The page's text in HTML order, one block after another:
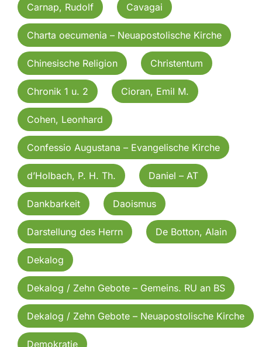
Carnap, Rudolf Cavagai
Charta oecumenia – Neuapostolische Kirche
Chinesische Religion Christentum
Chronik 1 u. 2 Cioran, Emil M.
Cohen, Leonhard
Confessio Augustana – Evangelische Kirche
d’Holbach, P. H. Th. Daniel – AT
Dankbarkeit Daoismus
Darstellung des Herrn De Botton, Alain
Dekalog
Dekalog / Zehn Gebote – Gemeins. RU an BS
Dekalog / Zehn Gebote – Neuapostolische Kirche
Demokratie